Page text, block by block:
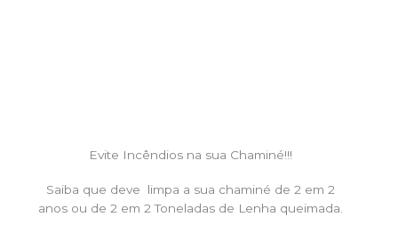
Evite Incêndios na sua Chaminé!!!
Saiba que deve limpa a sua chaminé de 2 em 2
anos ou de 2 em 2 Toneladas de Lenha queimada.